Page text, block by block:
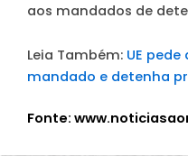
aos mandados de
Leia Também: UE
mandado e detenha
Fonte: